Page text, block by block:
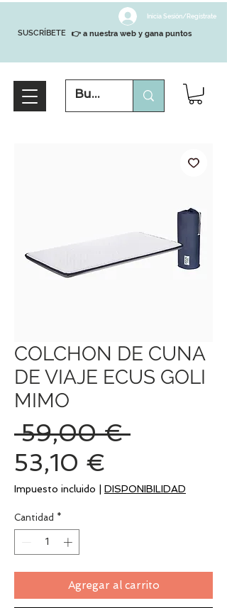
SUSCRÍBETE
Inicia Sesión/Regístrate
👉 a nuestra web y gana puntos
COLCHON DE CUNA
DE VIAJE ECUS GOLI
MIMO
59,00 € Precio
53,10 €
de
Impuesto incluido DISPONIBILIDAD
Cantidad *
Agregar al carrito